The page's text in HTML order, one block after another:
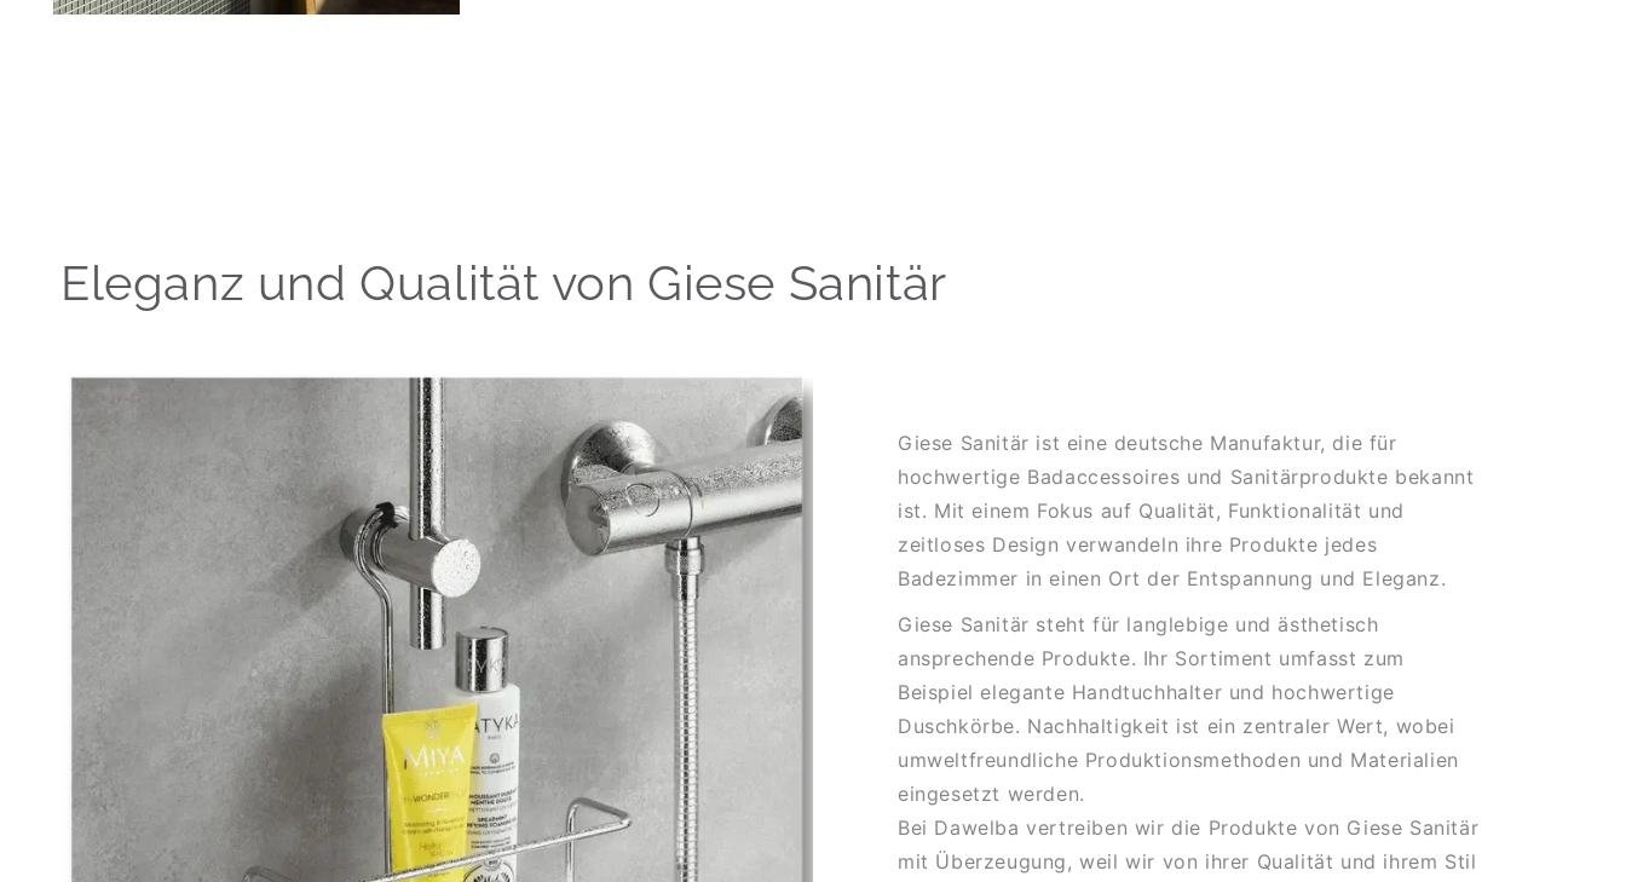
Eleganz und Qualität von Giese Sanitär
Giese Sanitär ist eine deutsche Manufaktur, die für
hochwertige Badaccessoires und Sanitärprodukte bekannt
ist. Mit einem Fokus auf Qualität, Funktionalität und
zeitloses Design verwandeln ihre Produkte jedes
Badezimmer in einen Ort der Entspannung und Eleganz.
Giese Sanitär steht für langlebige und ästhetisch
ansprechende Produkte. Ihr Sortiment umfasst zum
Beispiel elegante Handtuchhalter und hochwertige
Duschkörbe. Nachhaltigkeit ist ein zentraler Wert, wobei
umweltfreundliche Produktionsmethoden und Materialien
eingesetzt werden.
Bei Dawelba vertreiben wir die Produkte von Giese Sanitär
mit Überzeugung, weil wir von ihrer Qualität und ihrem Stil